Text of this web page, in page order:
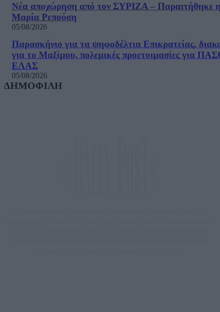
Νέα αποχώρηση από τον ΣΥΡΙΖΑ – Παραιτήθηκε
Μαρία Ρεπούση
05/08/2026
Παρασκήνιο για τα ψηφοδέλτια Επικρατείας,
για το Μαξίμου, πολεμικές προετοιμασίες για
ΕΛΑΣ
05/08/2026
ΔΗΜΟΦΙΛΗ